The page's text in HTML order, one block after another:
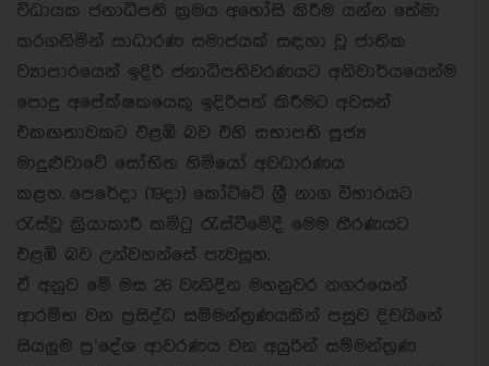
විධායක ජනාධිපති ක්‍රමය අහෝසි කිරීම යන්න තේමා
කරගනිමින් සාධාරණ සමාජයක් සඳහා වූ ජාතික
ව්‍යාපාරයෙන් ඉදිරි ජනාධිපතිවරණයට අනිවාර්යයෙන්ම
පොදු අපේක්ෂකයෙකු ඉදිරිපත් කිරීමට අවසන්
එකඟතාවකට එළඹි බව එහි සභාපති පූජ්‍ය
මාදුළුවාවේ සෝභිත හිමියෝ අවධාරණය
කළහ. පෙරේදා (19දා) කෝට්ටේ ශ්‍රී නාග විහාරයට
රැස්වූ ක්‍රියාකාරී කමිටු රැස්වීමේදී මෙම තීරණයට
එළඹි බව උන්වහන්සේ පැවසූහ.
ඒ අනුව මේ මස 26 වැනිදින මහනුවර නගරයෙන්
ආරම්භ වන ප්‍රසිද්ධ සම්මන්ත්‍රණයකින් පසුව දිවයිනේ
සියලුම ප්‍ර‘දේශ ආවරණය වන අයුරින් සම්මන්ත්‍රණ